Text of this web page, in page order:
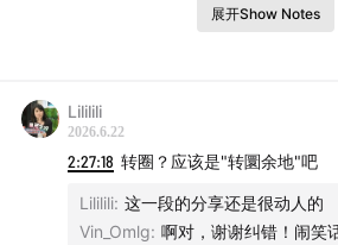
过。
Guests of Summer: A House
by 任宁
展开Show Notes
Lililili
2026.6.22
2:27:18 转圈？应该是"转圜余地"吧
Lililili: 这一段的分享还是很动人的
Vin_Omlg: 啊对，谢谢纠错！闹笑